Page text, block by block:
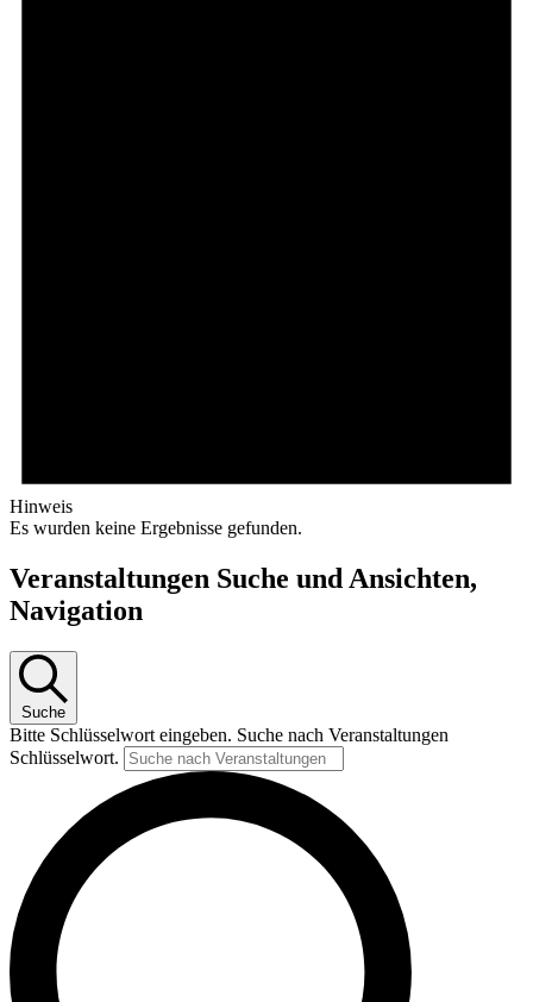
Hinweis
Es wurden keine Ergebnisse gefunden.
Veranstaltungen Suche und Ansichten,
Navigation
Suche
Bitte Schlüsselwort eingeben. Suche nach Veranstaltungen
Schlüsselwort.